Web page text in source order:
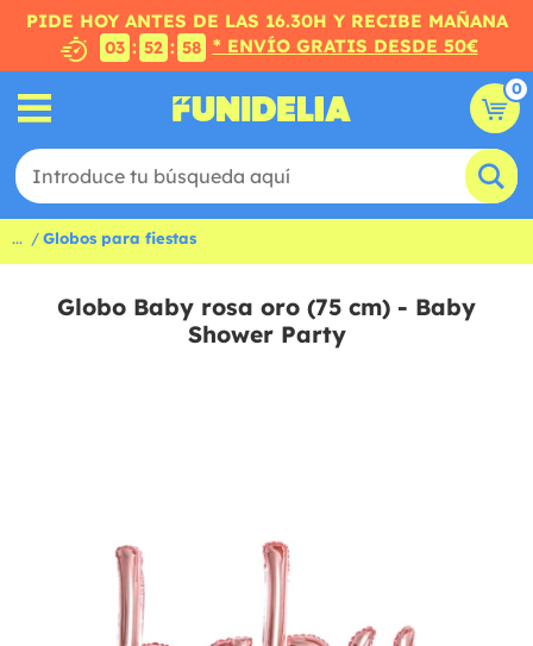
PIDE HOY ANTES DE LAS 16.30H Y RECIBE MAÑANA
03 : 52 : 57 * ENVÍO GRATIS DESDE 50€
0
... Globos para fiestas
Globo Baby rosa oro (75 cm) - Baby
Shower Party